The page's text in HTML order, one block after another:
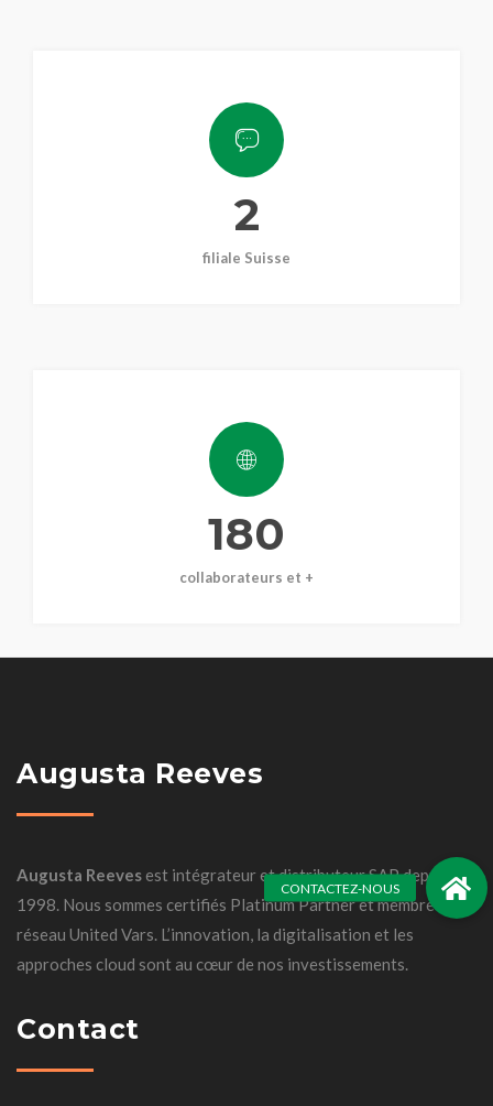
2
filiale Suisse
180
collaborateurs et +
Augusta Reeves
Augusta Reeves est intégrateur et distributeur SAP depuis
1998. Nous sommes certifiés Platinum Partner et membre du
réseau United Vars. L’innovation, la digitalisation et les
approches cloud sont au cœur de nos investissements.
Contact